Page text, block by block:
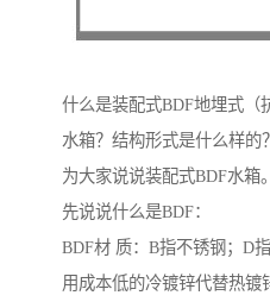
什么是装配式BDF地埋式（
水箱？结构形式是什么样的
为大家说说装配式BDF水箱。
先说说什么是BDF：
BDF材 质：B指不锈钢；D
用成本低的冷镀锌代替热镀